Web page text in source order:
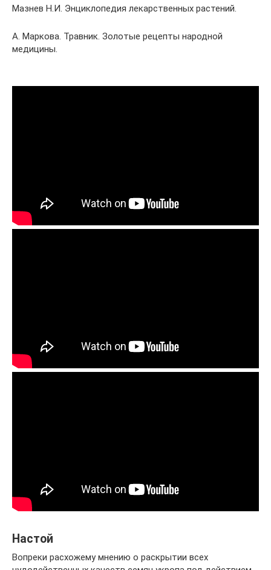
Мазнев Н.И. Энциклопедия лекарственных растений.
А. Маркова. Травник. Золотые рецепты народной
медицины.
Настой
Вопреки расхожему мнению о раскрытии всех